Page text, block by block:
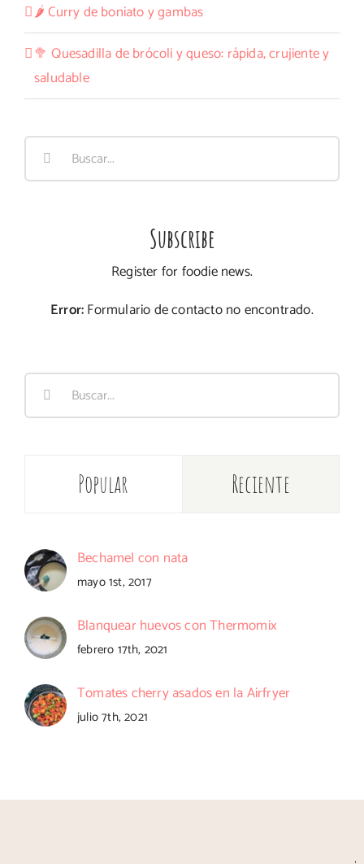
🌶️ Curry de boniato y gambas
🥦 Quesadilla de brócoli y queso: rápida, crujiente y
saludable
Buscar:
Subscribe
Register for foodie news.
Error:Formulario de contacto no encontrado.
Buscar:
Popular Reciente
Bechamel con nata
mayo 1st, 2017
Blanquear huevos con Thermomix
febrero 17th, 2021
Tomates cherry asados en la Airfryer
julio 7th, 2021